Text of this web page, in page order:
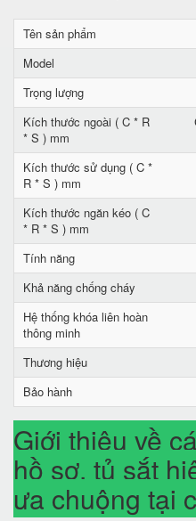
Tên sản phẩm
Model
Trọng lượng
Kích thước ngoài ( C * R
* S ) mm
Kích thước sử dụng ( C *
R * S ) mm
Kích thước ngăn kéo ( C
* R * S ) mm
Tính năng
Khả năng chống cháy
Hệ thống khóa liên hoàn
thông minh
Thương hiệu
Bảo hành
Giới thiệu về
hồ sơ, tủ sắt
ưa chuộng tại